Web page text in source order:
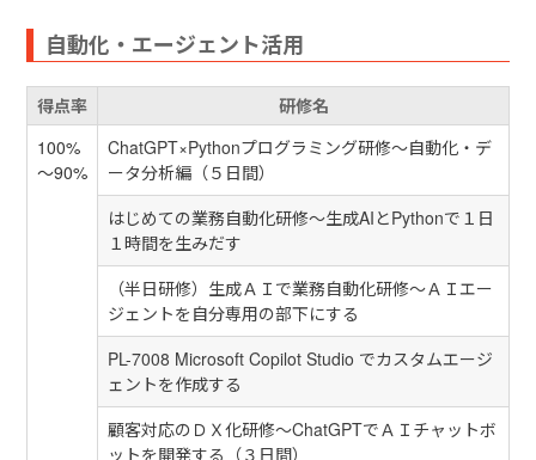
自動化・エージェント活用
得点率
研修名
100%
～90%
ChatGPT×Pythonプログラミング研修～自動化・デ
ータ分析編（５日間）
はじめての業務自動化研修～生成AIとPythonで１日
１時間を生みだす
（半日研修）生成ＡＩで業務自動化研修～ＡＩエー
ジェントを自分専用の部下にする
PL-7008 Microsoft Copilot Studio でカスタムエージ
ェントを作成する
顧客対応のＤＸ化研修～ChatGPTでＡＩチャットボ
ットを開発する（３日間）